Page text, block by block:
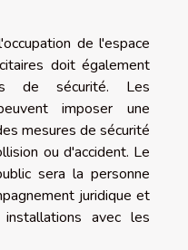
de l'espace
doit également
de sécurité. Les
imposer une
mesures de sécurité
ou d'accident. Le
sera la personne
juridique et
avec les